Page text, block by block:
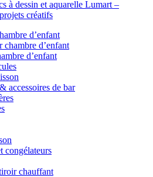
à dessin et aquarelle Lumart –
créatifs
d’enfant
d’enfant
d’enfant
accessoires de bar
congélateurs
chauffant